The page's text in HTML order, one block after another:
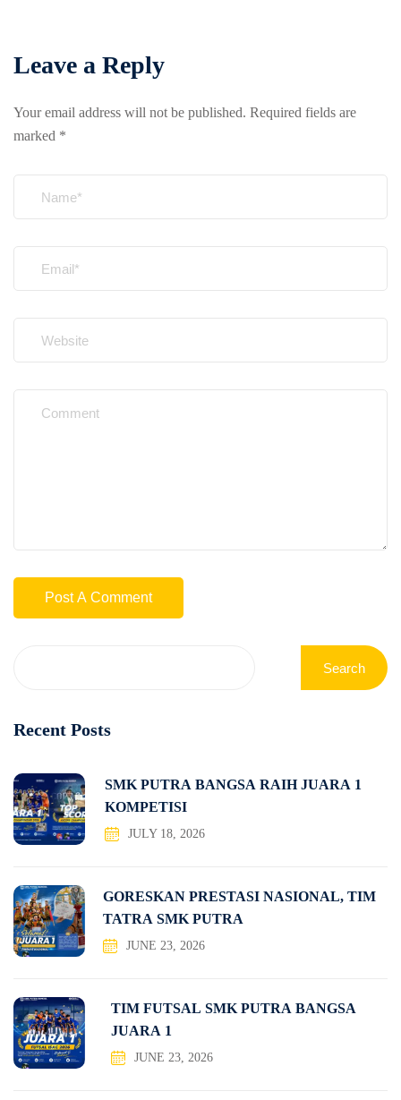
Leave a Reply
Your email address will not be published. Required fields are
marked *
Search
Recent Posts
SMK PUTRA BANGSA RAIH JUARA 1
KOMPETISI
JULY 18, 2026
GORESKAN PRESTASI NASIONAL, TIM
TATRA SMK PUTRA
JUNE 23, 2026
TIM FUTSAL SMK PUTRA BANGSA
JUARA 1
JUNE 23, 2026